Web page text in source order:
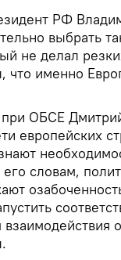
РФ
выбрать
не делал
что именно
ОБСЕ
европейских
словам,